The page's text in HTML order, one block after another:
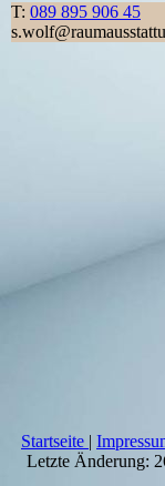
T: 089 895 906 45
Startseite |
Letzte Änderung: